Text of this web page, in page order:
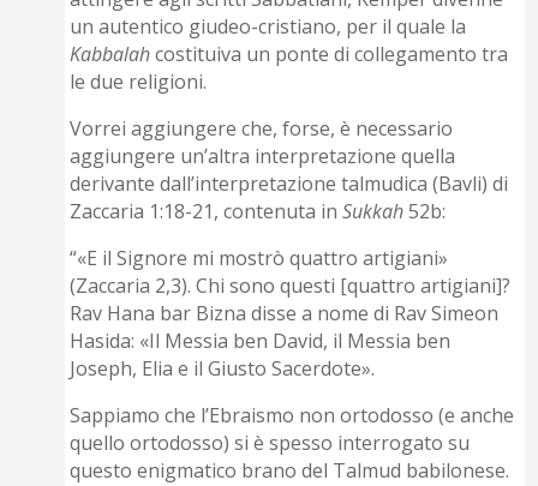
un autentico giudeo-cristiano, per il quale la
Kabbalahcostituiva un ponte di collegamento tra
le due religioni.
Vorrei aggiungere che, forse, è necessario
aggiungere un’altra interpretazione quella
derivante dall’interpretazione talmudica (Bavli) di
Zaccaria 1:18-21, contenuta inSukkah52b:
“«E il Signore mi mostrò quattro artigiani»
(Zaccaria 2,3). Chi sono questi [quattro artigiani]?
Rav Hana bar Bizna disse a nome di Rav Simeon
Hasida: «Il Messia ben David, il Messia ben
Joseph, Elia e il Giusto Sacerdote».
Sappiamo che l’Ebraismo non ortodosso (e anche
quello ortodosso) si è spesso interrogato su
questo enigmatico brano del Talmud babilonese.